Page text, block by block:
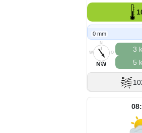
0 mm
N
O
S
W
NW
3
5